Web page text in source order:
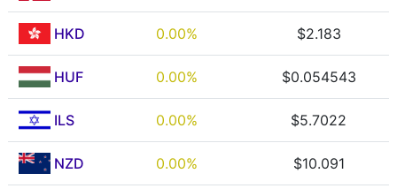
HKD 0.00% $2.183
HUF 0.00% $0.054543
ILS 0.00% $5.7022
NZD 0.00% $10.091